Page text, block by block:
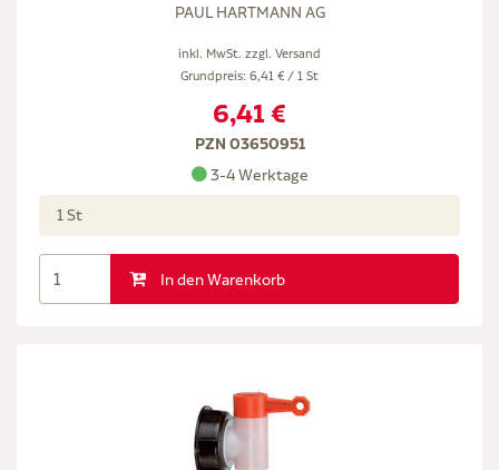
PAUL HARTMANN AG
inkl. MwSt. zzgl. Versand
Grundpreis: 6,41 € / 1 St
6,41 €
PZN 03650951
3-4 Werktage
1 St
In den Warenkorb